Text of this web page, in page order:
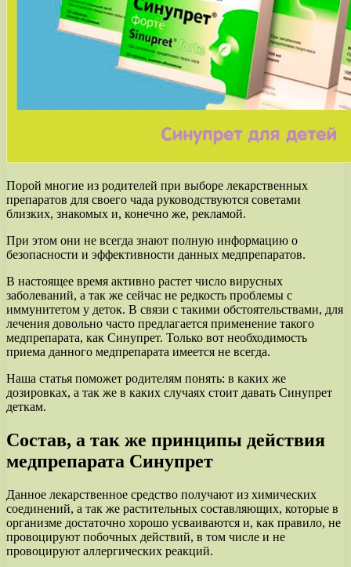
Порой многие из родителей при выборе лекарственных
препаратов для своего чада руководствуются советами
близких, знакомых и, конечно же, рекламой.
При этом они не всегда знают полную информацию о
безопасности и эффективности данных медпрепаратов.
В настоящее время активно растет число вирусных
заболеваний, а так же сейчас не редкость проблемы с
иммунитетом у деток. В связи с такими обстоятельствами, для
лечения довольно часто предлагается применение такого
медпрепарата, как Синупрет. Только вот необходимость
приема данного медпрепарата имеется не всегда.
Наша статья поможет родителям понять: в каких же
дозировках, а так же в каких случаях стоит давать Синупрет
деткам.
Состав, а так же принципы действия
медпрепарата Синупрет
Данное лекарственное средство получают из химических
соединений, а так же растительных составляющих, которые в
организме достаточно хорошо усваиваются и, как правило, не
провоцируют побочных действий, в том числе и не
провоцируют аллергических реакций.